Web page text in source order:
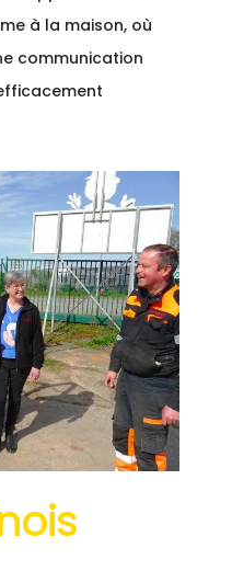
à la maison, où
communication